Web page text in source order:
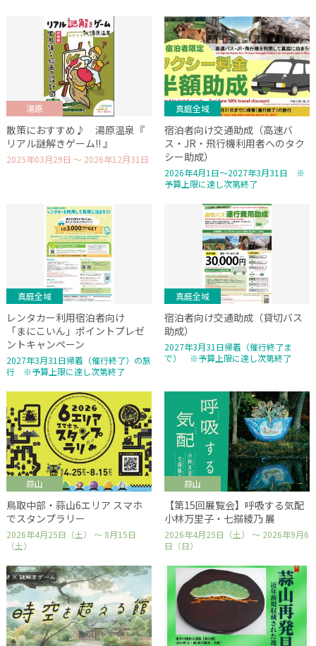
湯原
散策におすすめ♪ 湯原温泉『
リアル謎解きゲーム!! 』
2025年03月29日 ～ 2026年12月31日
真庭全域
宿泊者向け交通助成（高速バ
ス・JR・飛行機利用者へのタク
シー助成）
2026年4月1日～2027年3月31日 ※
予算上限に達し次第終了
真庭全域
レンタカー利用宿泊者向け
「まにこいん」ポイントプレゼ
ントキャンペーン
2027年3月31日帰着（催行終了）の旅
行 ※予算上限に達し次第終了
真庭全域
宿泊者向け交通助成（貸切バス
助成）
2027年3月31日帰着（催行終了ま
で） ※予算上限に達し次第終了
蒜山
鳥取中部・蒜山6エリア スマホ
でスタンプラリー
2026年4月25日（土） ～ 8月15日
（土）
蒜山
【第15回展覧会】呼吸する気配
小林万里子・七搦綾乃 展
2026年4月25日（土） ～ 2026年9月6
日（日）